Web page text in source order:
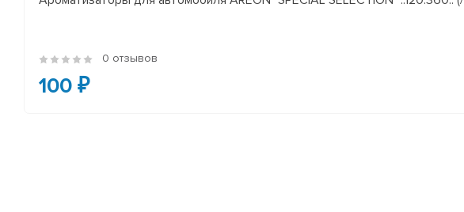
0 отзывов
100 ₽